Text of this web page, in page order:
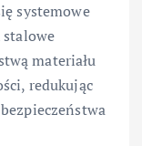
systemowe
materiału
redukując